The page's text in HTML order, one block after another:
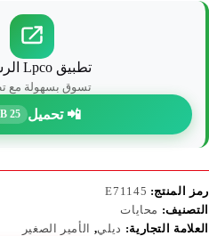
تطبيق Lpco الرسمي
تسوق بسهولة مع
📲 تحميل 25 MB
رمز المنتج: E71145
التصنيف: محايات
العلامة التجارية: ديلي, الأمير الصغير